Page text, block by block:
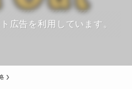
広告を利用しています。